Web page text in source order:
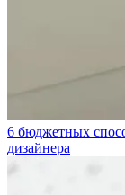
6 бюджетных
дизайнера